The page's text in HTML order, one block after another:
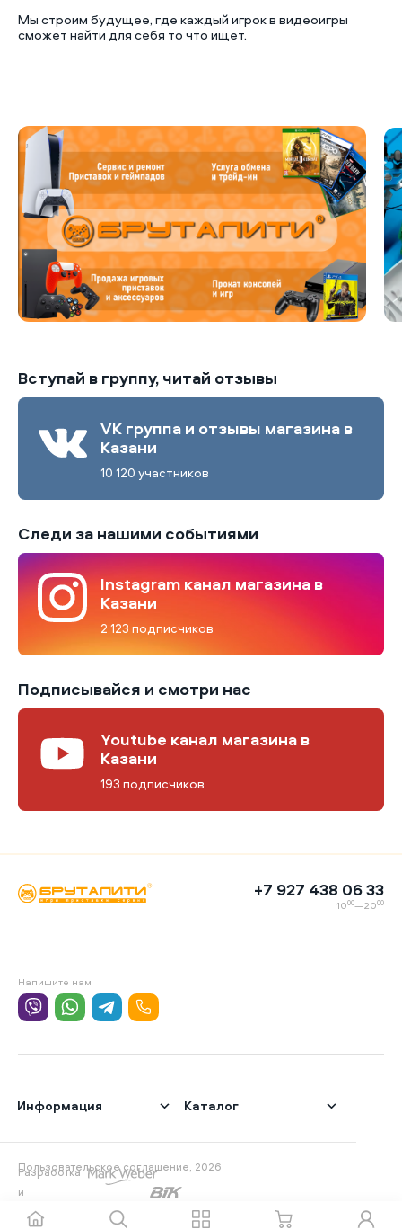
Мы строим будущее, где каждый игрок в видеоигры
сможет найти для себя то что ищет.
Вступай в группу, читай отзывы
VK группа и отзывы магазина в
Казани
10 120 участников
Следи за нашими событиями
Instagram канал магазина в
Казани
2 123 подписчиков
Подписывайся и смотри нас
Youtube канал магазина в
Казани
193 подписчиков
Пользовательское соглашение, 2026
Информация Каталог
+7 927 438 06 33
1000—2000
Напишите нам
Разработка
и